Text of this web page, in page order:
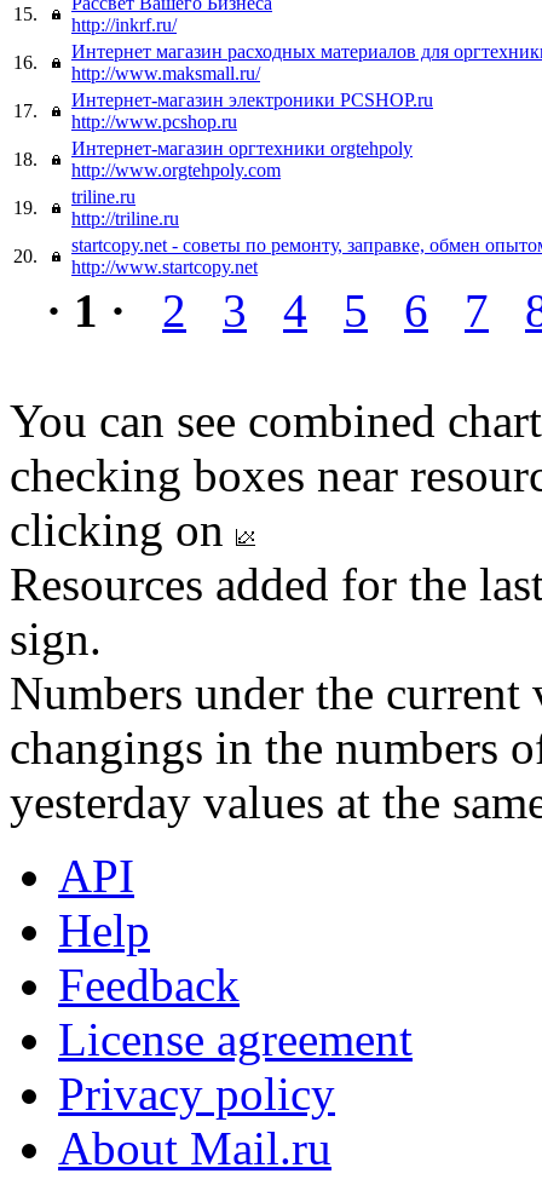
15.
http://inkrf.ru/
16.
Интернет магазин расходных материалов для
http://www.maksmall.ru/
17.
Интернет-магазин электроники PCSHOP.ru
http://www.pcshop.ru
18.
Интернет-магазин оргтехники orgtehpoly
http://www.orgtehpoly.com
19.
triline.ru
http://triline.ru
20.
startcopy.net - советы по ремонту, заправке, обмен
http://www.startcopy.net
· 1 · 2 3 4 5 6 7
You can see combined
checking boxes near
clicking on
Resources added for the
sign.
Numbers under the
changings in the numbers
yesterday values at the
API
Help
Feedback
License agreement
Privacy policy
About Mail.ru